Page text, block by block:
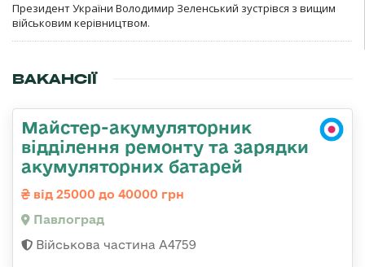
Президент України Володимир Зеленський зустрівся з вищим
військовим керівництвом.
ВАКАНСІЇ
Майстер-акумуляторник
відділення ремонту та зарядки
акумуляторних батарей
від 25000 до 40000 грн
Павлоград
Військова частина А4759